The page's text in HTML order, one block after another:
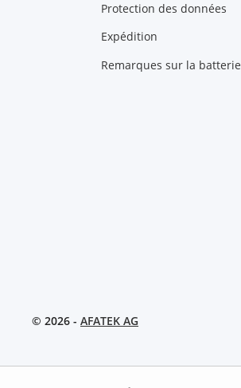
Protection des données
Expédition
Remarques sur la batterie
© 2026 - AFATEK AG